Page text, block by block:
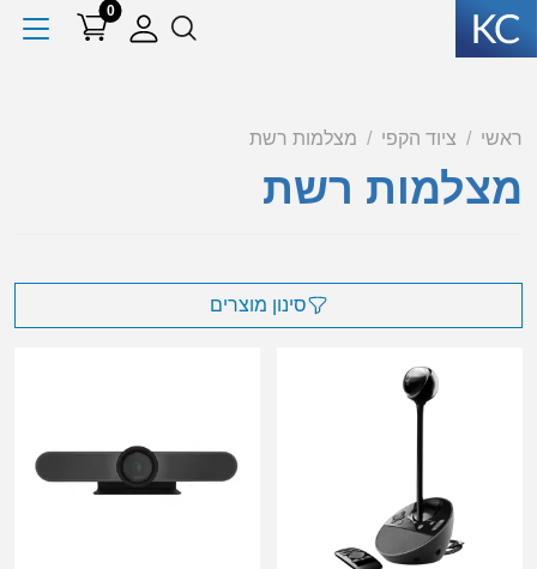
0
ראשי ציוד הקפי מצלמות רשת
מצלמות רשת
סינון מוצרים